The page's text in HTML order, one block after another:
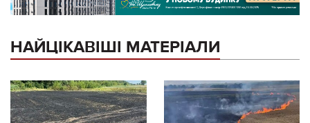
НАЙЦІКАВІШІ МАТЕРІАЛИ